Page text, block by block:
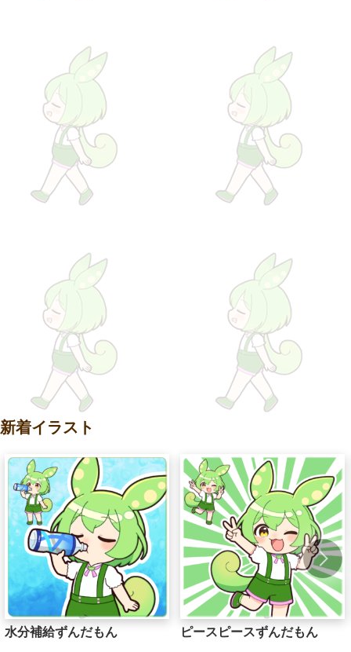
新着イラスト
水分補給ずんだもん ピースピースずんだもん